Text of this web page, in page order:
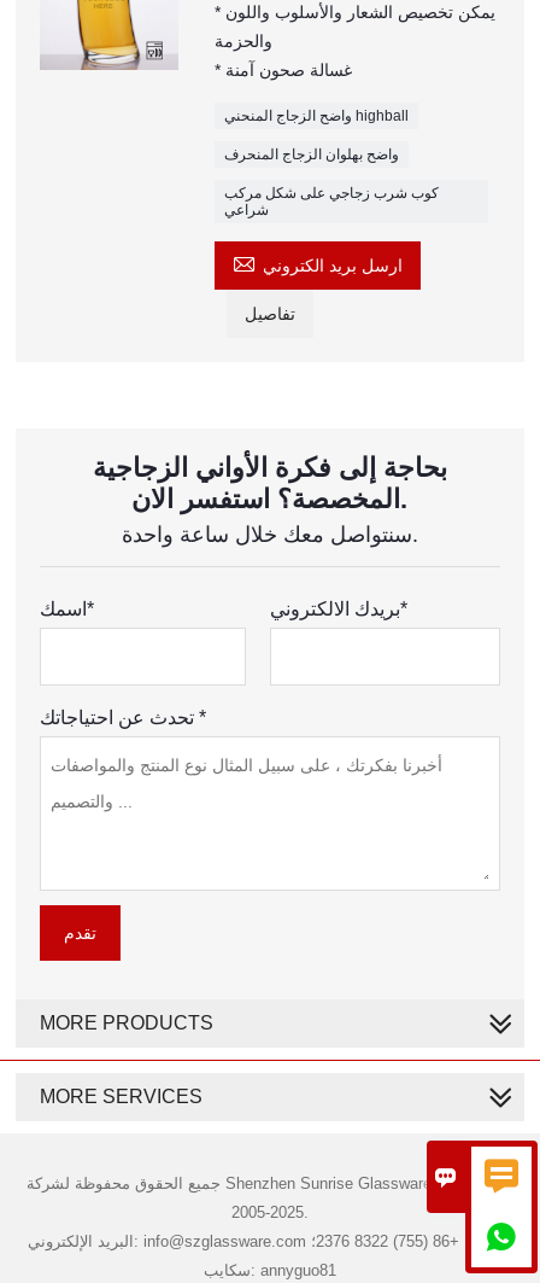
 

* يمكن تخصيص الشعار والأسلوب واللون
والحزمة
* غسالة صحون آمنة
واضح الزجاج المنحني highball
واضح بهلوان الزجاج المنحرف
كوب شرب زجاجي على شكل مركب
شراعي
 ارسل بريد الكتروني
تفاصيل
بحاجة إلى فكرة الأواني الزجاجية
المخصصة؟ استفسر الان.
سنتواصل معك خلال ساعة واحدة.
اسمك* بريدك الالكتروني*
تحدث عن احتياجاتك *
تقدم
MORE PRODUCTS
MORE SERVICES
جميع الحقوق محفوظة لشركة Shenzhen Sunrise Glassware Co., Ltd. ©
2005-2025.
البريد الإلكتروني: info@szglassware.com الهاتف: +86 (755) 8322 2376؛
سكايب: annyguo81